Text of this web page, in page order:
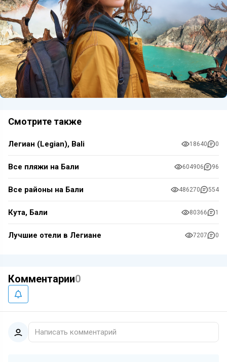
Смотрите также
Легиан (Legian), Bali 18640 0
Все пляжи на Бали 604906 96
Все районы на Бали 486270 554
Кута, Бали 80366 1
Лучшие отели в Легиане 7207 0
Комментарии0
Написать комментарий